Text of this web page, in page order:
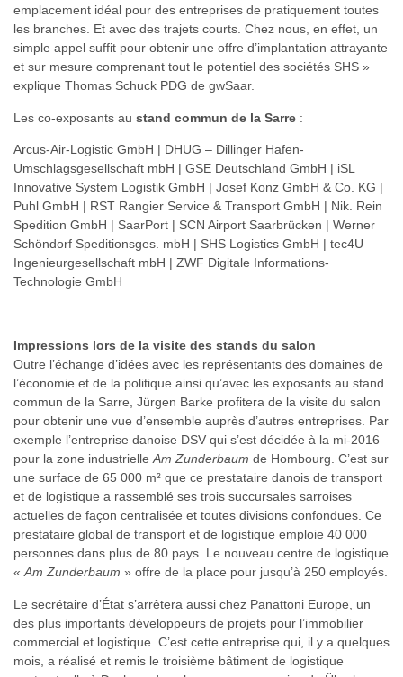
emplacement idéal pour des entreprises de pratiquement toutes
les branches. Et avec des trajets courts. Chez nous, en effet, un
simple appel suffit pour obtenir une offre d’implantation attrayante
et sur mesure comprenant tout le potentiel des sociétés SHS »
explique Thomas Schuck PDG de gwSaar.
Les co-exposants au stand commun de la Sarre :
Arcus-Air-Logistic GmbH | DHUG – Dillinger Hafen-
Umschlagsgesellschaft mbH | GSE Deutschland GmbH | iSL
Innovative System Logistik GmbH | Josef Konz GmbH & Co. KG |
Puhl GmbH | RST Rangier Service & Transport GmbH | Nik. Rein
Spedition GmbH | SaarPort | SCN Airport Saarbrücken | Werner
Schöndorf Speditionsges. mbH | SHS Logistics GmbH | tec4U
Ingenieurgesellschaft mbH | ZWF Digitale Informations-
Technologie GmbH
Impressions lors de la visite des stands du salon
Outre l’échange d’idées avec les représentants des domaines de
l’économie et de la politique ainsi qu’avec les exposants au stand
commun de la Sarre, Jürgen Barke profitera de la visite du salon
pour obtenir une vue d’ensemble auprès d’autres entreprises. Par
exemple l’entreprise danoise DSV qui s’est décidée à la mi-2016
pour la zone industrielleAm Zunderbaum de Hombourg. C’est sur
une surface de 65 000 m² que ce prestataire danois de transport
et de logistique a rassemblé ses trois succursales sarroises
actuelles de façon centralisée et toutes divisions confondues. Ce
prestataire global de transport et de logistique emploie 40 000
personnes dans plus de 80 pays. Le nouveau centre de logistique
«Am Zunderbaum » offre de la place pour jusqu’à 250 employés.
Le secrétaire d’État s’arrêtera aussi chez Panattoni Europe, un
des plus importants développeurs de projets pour l’immobilier
commercial et logistique. C’est cette entreprise qui, il y a quelques
mois, a réalisé et remis le troisième bâtiment de logistique